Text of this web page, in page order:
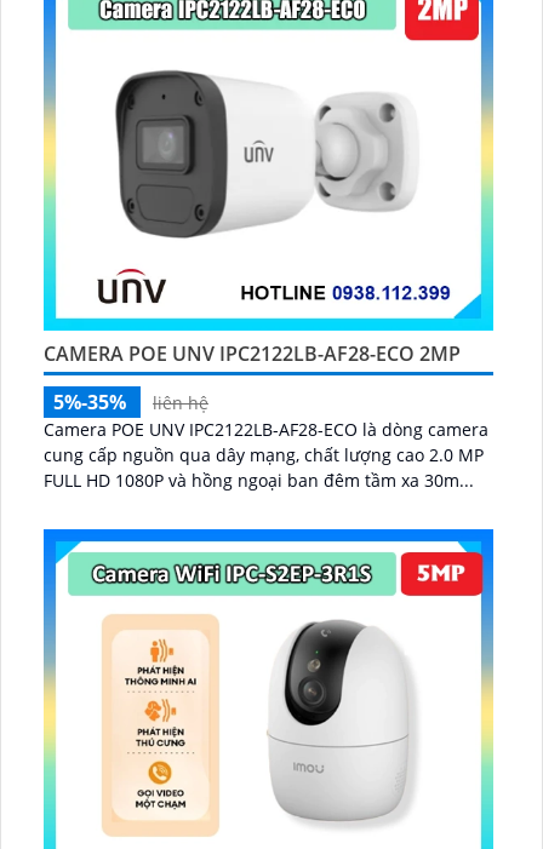
CAMERA POE UNV IPC2122LB-AF28-ECO 2MP
5%-35%
liên hệ
Camera POE UNV IPC2122LB-AF28-ECO là dòng camera
cung cấp nguồn qua dây mạng, chất lượng cao 2.0 MP
FULL HD 1080P và hồng ngoại ban đêm tầm xa 30m...